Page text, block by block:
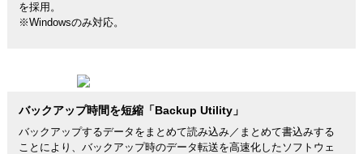
を採用。
※Windowsのみ対応。
バックアップ時間を短縮「Backup Utility」
バックアップするデータをまとめて読み込み／まとめて書込みする
ことにより、バックアップ時のデータ転送を高速化したソフトウェ